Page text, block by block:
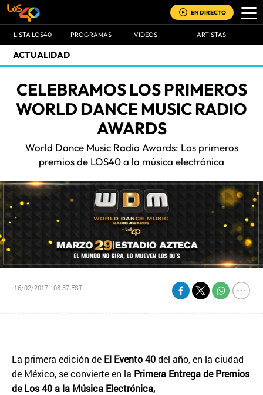
EN DIRECTO
LISTA LOS40 PROGRAMAS VIDEOS ARTISTAS
ACTUALIDAD
CELEBRAMOS LOS PRIMEROS
WORLD DANCE MUSIC RADIO
AWARDS
World Dance Music Radio Awards: Los primeros
premios de LOS40 a la música electrónica
16/02/2017 - 08:37 EST
La primera edición de El Evento 40del año, en la ciudad
de México, se convierte en la Primera Entrega de Premios
de Los 40 a la Música Electrónica,